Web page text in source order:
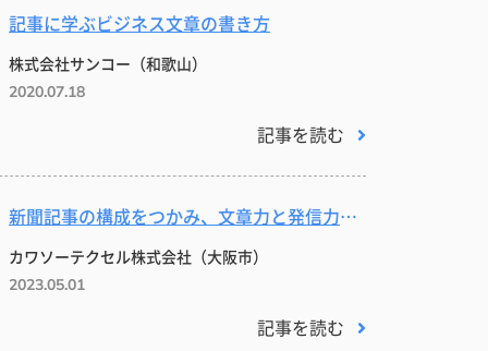
記事に学ぶビジネス文章の書き方
株式会社サンコー（和歌山）
2020.07.18
記事を読む
新聞記事の構成をつかみ、文章力と発信力を高める
カワソーテクセル株式会社（大阪市）
2023.05.01
記事を読む